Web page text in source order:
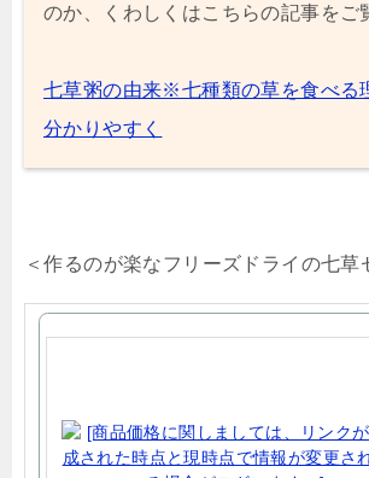
のか、くわしくはこちらの記事をご
七草粥の由来※七種類の草を食べる
分かりやすく
＜作るのが楽なフリーズドライの七草